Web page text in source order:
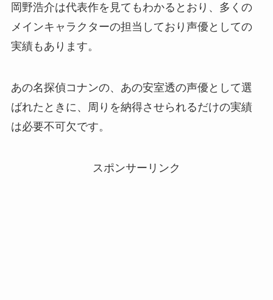
岡野浩介は代表作を見てもわかるとおり、多くの
メインキャラクターの担当しており声優としての
実績もあります。
あの名探偵コナンの、あの安室透の声優として選
ばれたときに、周りを納得させられるだけの実績
は必要不可欠です。
スポンサーリンク